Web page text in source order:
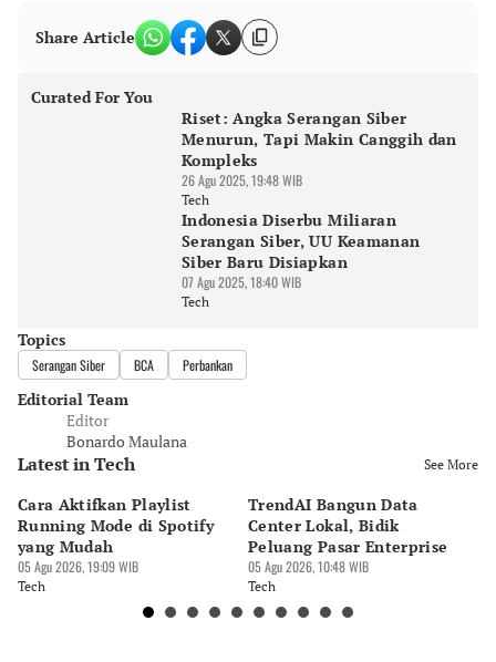
Share Article
Curated For You
Riset: Angka Serangan Siber
Menurun, Tapi Makin Canggih dan
Kompleks
26 Agu 2025, 19:48 WIB
Tech
Indonesia Diserbu Miliaran
Serangan Siber, UU Keamanan
Siber Baru Disiapkan
07 Agu 2025, 18:40 WIB
Tech
Topics
Serangan Siber BCA Perbankan
Editorial Team
Editor
Bonardo Maulana
Latest in Tech See More
Cara Aktifkan Playlist
Running Mode di Spotify
yang Mudah
05 Agu 2026, 19:09 WIB
Tech
TrendAI Bangun Data
Center Lokal, Bidik
Peluang Pasar Enterprise
05 Agu 2026, 10:48 WIB
Tech